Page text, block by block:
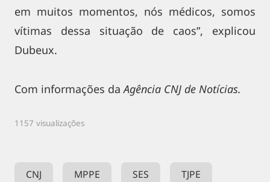
em muitos momentos, nós médicos, somos
vítimas dessa situação de caos”, explicou
Dubeux.
Com informações daAgência CNJ de Notícias.
1157 visualizações
CNJ MPPE SES TJPE